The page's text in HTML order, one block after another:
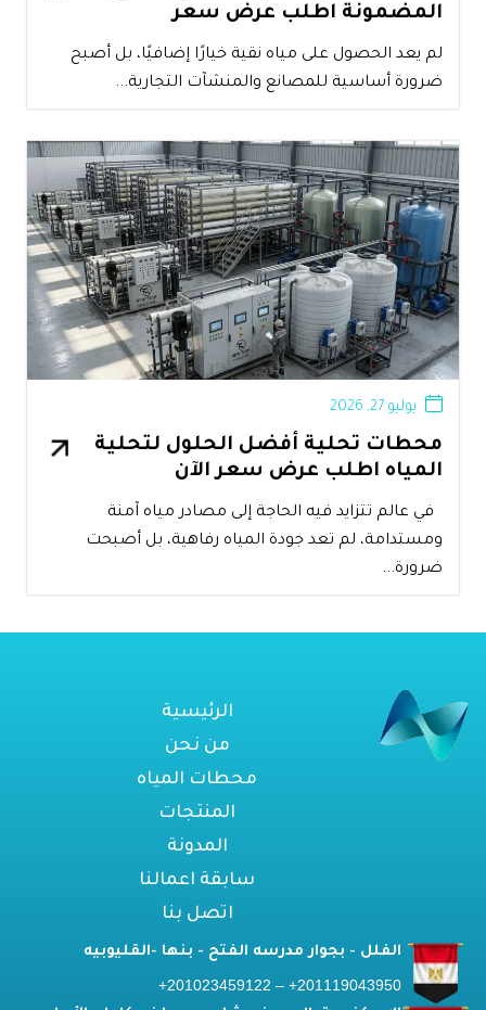
المضمونة اطلب عرض سعر
لم يعد الحصول على مياه نقية خيارًا إضافيًا، بل أصبح
ضرورة أساسية للمصانع والمنشآت التجارية...
محطات تحلية أفضل الحلول لتحلية
المياه اطلب عرض سعر الآن
يوليو 27, 2026
في عالم تتزايد فيه الحاجة إلى مصادر مياه آمنة
ومستدامة، لم تعد جودة المياه رفاهية، بل أصبحت
ضرورة...
الرئيسية
من نحن
محطات المياه
المنتجات
المدونة
سابقة اعمالنا
اتصل بنا
الفلل - بجوار مدرسه الفتح - بنها -القليوبيه
201119043950+ – 201023459122+